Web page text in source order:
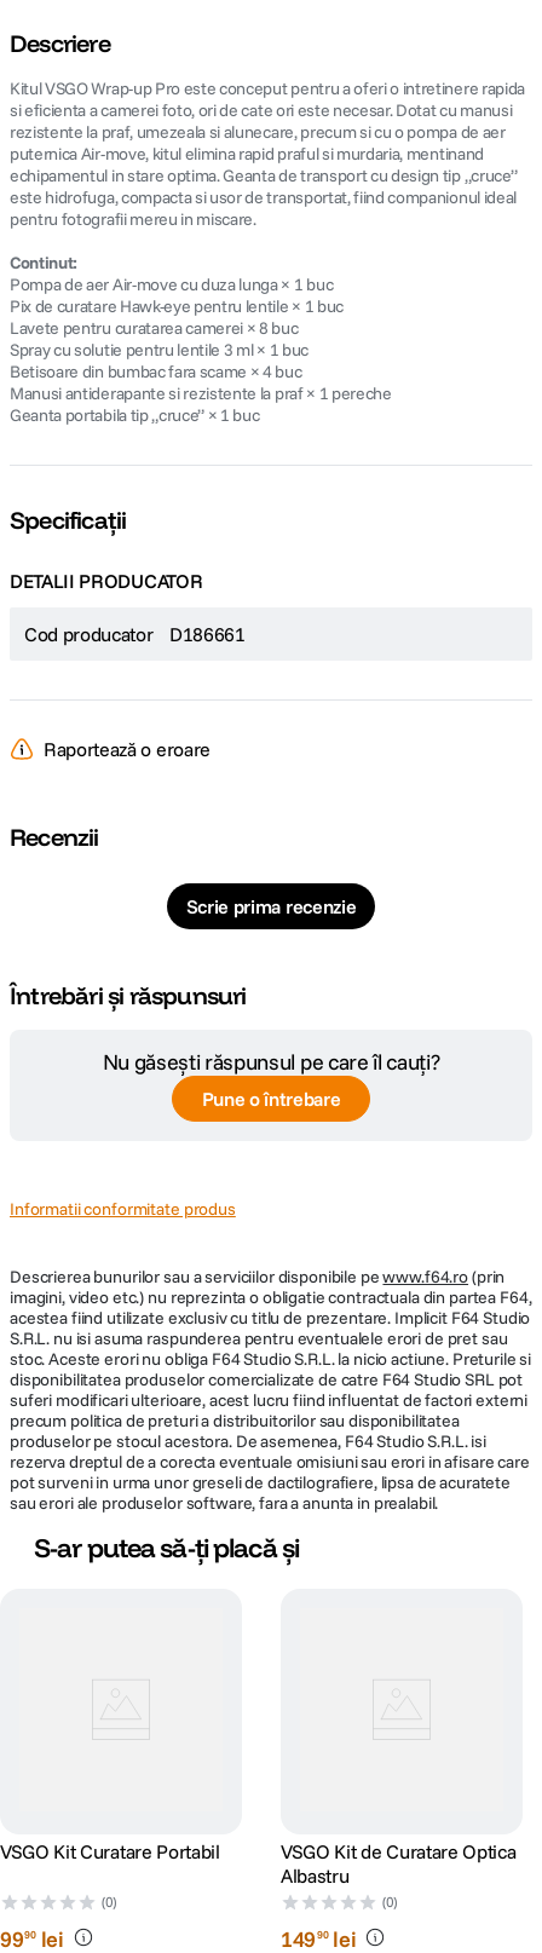
Descriere
Kitul VSGO Wrap-up Pro este conceput pentru a oferi o intretinere rapida
si eficienta a camerei foto, ori de cate ori este necesar. Dotat cu manusi
rezistente la praf, umezeala si alunecare, precum si cu o pompa de aer
puternica Air-move, kitul elimina rapid praful si murdaria, mentinand
echipamentul in stare optima. Geanta de transport cu design tip „cruce”
este hidrofuga, compacta si usor de transportat, fiind companionul ideal
pentru fotografii mereu in miscare.
Continut:
Pompa de aer Air-move cu duza lunga × 1 buc
Pix de curatare Hawk-eye pentru lentile × 1 buc
Lavete pentru curatarea camerei × 8 buc
Spray cu solutie pentru lentile 3 ml × 1 buc
Betisoare din bumbac fara scame × 4 buc
Manusi antiderapante si rezistente la praf × 1 pereche
Geanta portabila tip „cruce” × 1 buc
Specificații
DETALII PRODUCATOR
Cod producator D186661
Raportează o eroare
Recenzii
Scrie prima recenzie
Întrebări și răspunsuri
Nu găsești răspunsul pe care îl cauți?
Pune o întrebare
Informatii conformitate produs
Descrierea bunurilor sau a serviciilor disponibile pewww.f64.ro(prin
imagini, video etc.) nu reprezinta o obligatie contractuala din partea F64,
acestea fiind utilizate exclusiv cu titlu de prezentare. Implicit F64 Studio
S.R.L. nu isi asuma raspunderea pentru eventualele erori de pret sau
stoc. Aceste erori nu obliga F64 Studio S.R.L. la nicio actiune. Preturile si
disponibilitatea produselor comercializate de catre F64 Studio SRL pot
suferi modificari ulterioare, acest lucru fiind influentat de factori externi
precum politica de preturi a distribuitorilor sau disponibilitatea
produselor pe stocul acestora. De asemenea, F64 Studio S.R.L. isi
rezerva dreptul de a corecta eventuale omisiuni sau erori in afisare care
pot surveni in urma unor greseli de dactilografiere, lipsa de acuratete
sau erori ale produselor software, fara a anunta in prealabil.
S-ar putea să-ți placă și
VSGO Kit Curatare Portabil
(0)
9990 lei
VSGO Kit de Curatare Optica
Albastru
(0)
14990 lei